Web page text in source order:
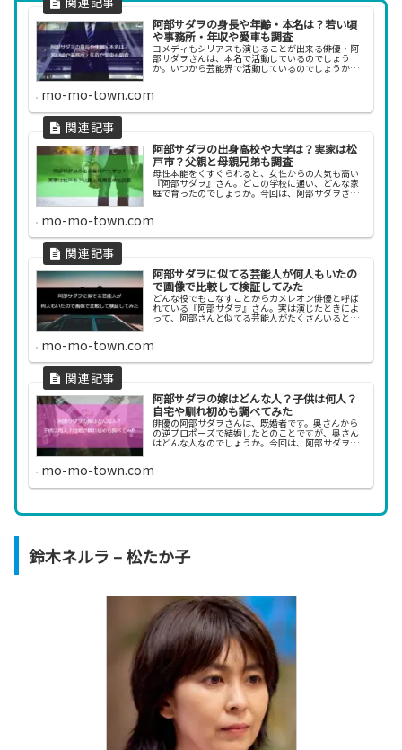
阿部サダヲの身長や年齢・本名は？若い頃
や事務所・年収や愛車も調査
コメディもシリアスも演じることが出来る俳優・阿
部サダヲさんは、本名で活動しているのでしょう
か。いつから芸能界で活動しているのでしょうか。
頃がイケメン...
mo-mo-town.com
阿部サダヲの出身高校や大学は？実家は松
戸市？父親と母親兄弟も調査
母性本能をくすぐられると、女性からの人気も高い
『阿部サダヲ』さん。どこの学校に通い、どんな家
庭で育ったのでしょうか。今回は、阿部サダヲさん
て調べて...
mo-mo-town.com
阿部サダヲに似てる芸能人が何人もいたの
で画像で比較して検証してみた
どんな役でもこなすことからカメレオン俳優と呼ば
れている『阿部サダヲ』さん。実は演じたときによ
って、阿部さんと似てる芸能人がたくさんいるとネ
部サダヲに...
mo-mo-town.com
阿部サダヲの嫁はどんな人？子供は何人？
自宅や馴れ初めも調べてみた
俳優の阿部サダヲさんは、既婚者です。奥さんから
の逆プロポーズで結婚したとのことですが、奥さん
はどんな人なのでしょうか。今回は、阿部サダヲさ
にしてき...
mo-mo-town.com
鈴木ネルラ – 松たか子